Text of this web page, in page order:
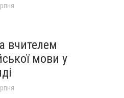
вчителем
мови у